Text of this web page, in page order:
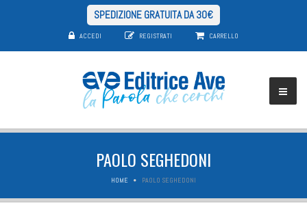
SPEDIZIONE GRATUITA DA 30€
ACCEDI REGISTRATI CARRELLO
PAOLO SEGHEDONI
HOME PAOLO SEGHEDONI